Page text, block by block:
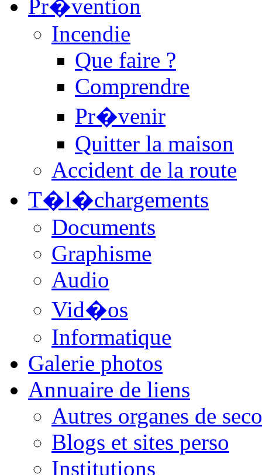
Pr�vention
Incendie
Que faire ?
Comprendre
Pr�venir
Quitter la maison
Accident de la route
T�l�chargements
Documents
Graphisme
Audio
Vid�os
Informatique
Galerie photos
Annuaire de liens
Autres organes de
Blogs et sites perso
Institutions